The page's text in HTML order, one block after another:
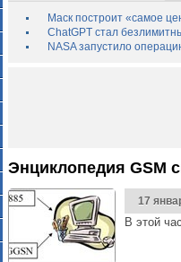
Маск построит «самое
ChatGPT стал
NASA запустило
Энциклопедия GSM
17
В этой